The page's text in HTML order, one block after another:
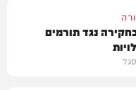
נגד תורמים